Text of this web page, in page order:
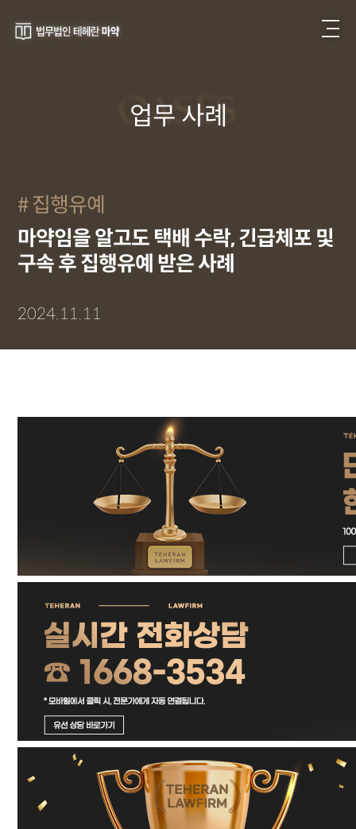
CASES
업무 사례
집행유예
마약임을 알고도 택배 수락, 긴급체포 및
구속 후 집행유예 받은 사례
2024.11.11